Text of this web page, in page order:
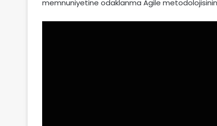
memnuniyetine odaklanma Agile